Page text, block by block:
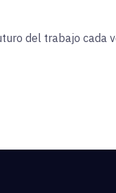
del trabajo cada